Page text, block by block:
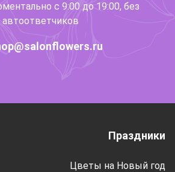
с 9:00 до 19:00, без
автоответчиков
Праздники
Цветы на Новый год